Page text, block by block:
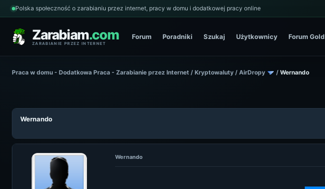
Polska społeczność o zarabianiu przez internet, pracy w domu i dodatkowej pracy online
Zarabiam.com
ZARABIANIE PRZEZ INTERNET
Forum Poradniki Szukaj Użytkownicy Forum Gold
Praca w domu - Dodatkowa Praca - Zarabianie przez Internet / Kryptowaluty / AirDropy / Wernando
Wernando
Wernando